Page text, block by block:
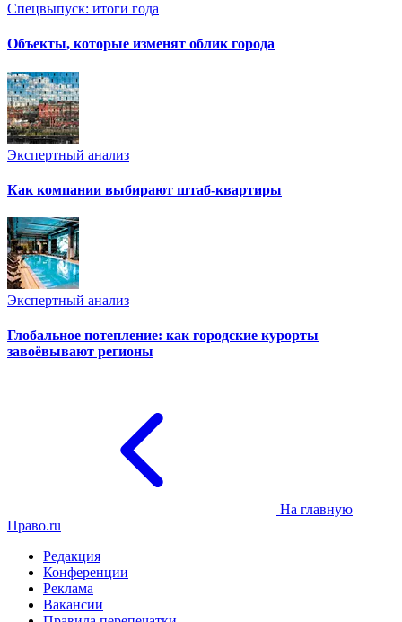
Спецвыпуск: итоги года
Объекты, которые изменят облик города
Экспертный анализ
Как компании выбирают штаб-квартиры
Экспертный анализ
Глобальное потепление: как городские курорты
завоёвывают регионы
На главную
Право.ru
Редакция
Конференции
Реклама
Вакансии